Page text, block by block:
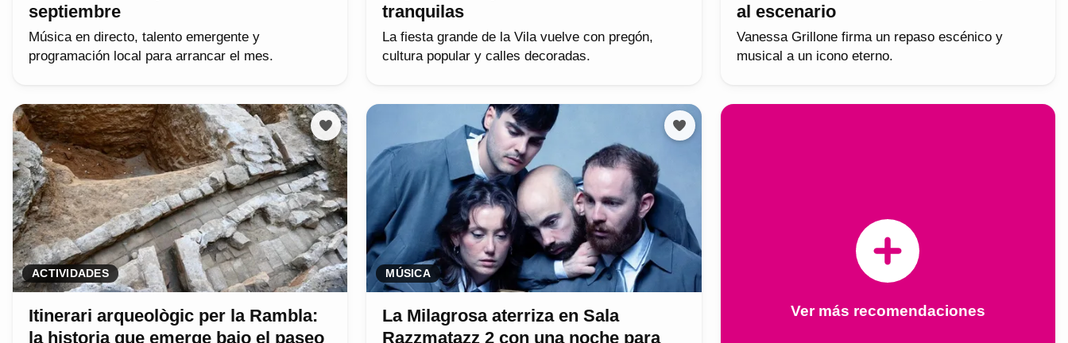
septiembre
Música en directo, talento emergente y
programación local para arrancar el mes.
tranquilas
La fiesta grande de la Vila vuelve con pregón,
cultura popular y calles decoradas.
al escenario
Vanessa Grillone firma un repaso escénico y
musical a un icono eterno.
ACTIVIDADES
Itinerari arqueològic per la Rambla:
la historia que emerge bajo el paseo
MÚSICA
La Milagrosa aterriza en Sala
Razzmatazz 2 con una noche para
Ver más recomendaciones